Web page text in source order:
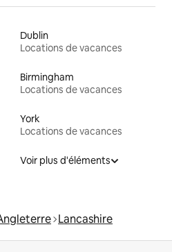
Dublin
Locations de vacances
Birmingham
Locations de vacances
York
Locations de vacances
Voir plus d'éléments
Lancashire